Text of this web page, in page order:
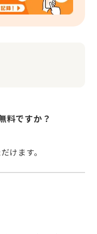
料ですか？
けます。